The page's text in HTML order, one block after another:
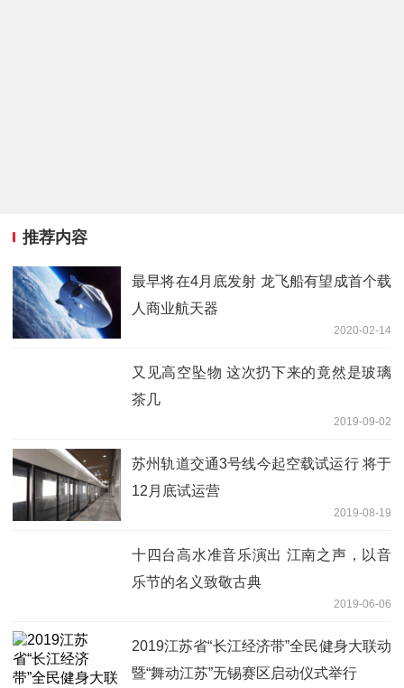
推荐内容
最早将在4月底发射 龙飞船有望成首个载
人商业航天器
2020-02-14
又见高空坠物 这次扔下来的竟然是玻璃
茶几
2019-09-02
苏州轨道交通3号线今起空载试运行 将于
12月底试运营
2019-08-19
十四台高水准音乐演出 江南之声，以音
乐节的名义致敬古典
2019-06-06
2019江苏省“长江经济带”全民健身大联动
暨“舞动江苏”无锡赛区启动仪式举行